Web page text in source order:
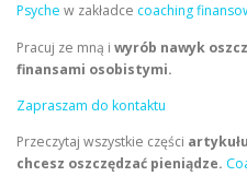
Psyche w zakładce coaching
Pracuj ze mną i wyrób nawyk
finansami osobistymi.
Zapraszam do kontaktu
Przeczytaj wszystkie części
chcesz oszczędzać pieniądze.